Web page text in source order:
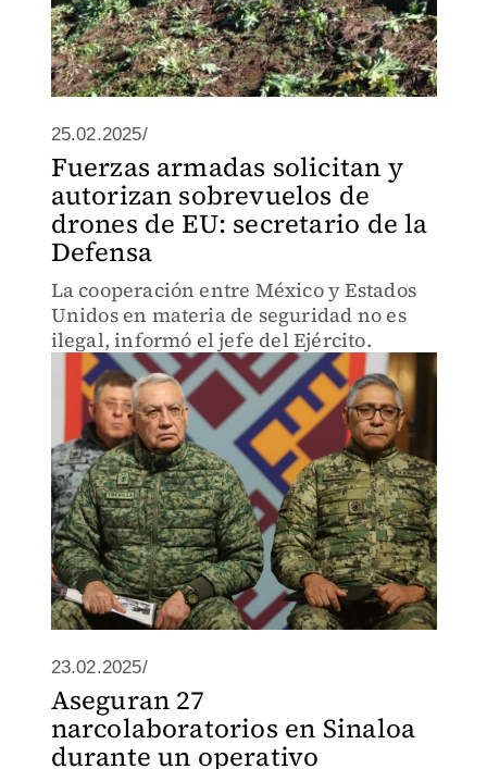
25.02.2025/
Fuerzas armadas solicitan y
autorizan sobrevuelos de
drones de EU: secretario de la
Defensa
La cooperación entre México y Estados
Unidos en materia de seguridad no es
ilegal, informó el jefe del Ejército.
23.02.2025/
Aseguran 27
narcolaboratorios en Sinaloa
durante un operativo